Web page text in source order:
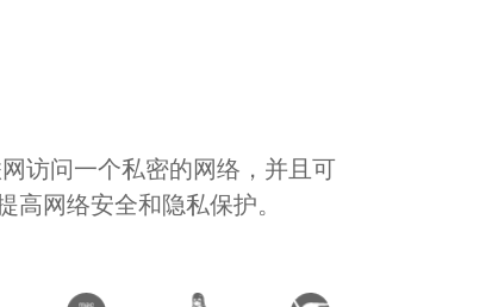
访问一个私密的网络，并且可
网络安全和隐私保护。